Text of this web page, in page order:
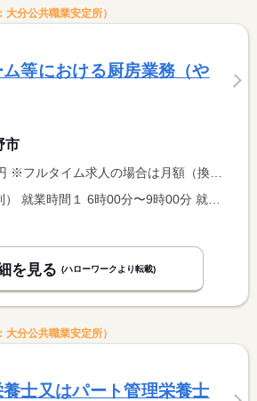
分公共職業安定所）
ム等における厨房業務（や
市
の場合は月額（換算額）、パート求人の場合は時間額を表示しています。
を見る (ハローワークより転載)
分公共職業安定所）
養士又はパート管理栄養士